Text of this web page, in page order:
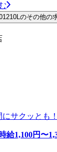
のその他の
にサクッと
時給1,100円〜